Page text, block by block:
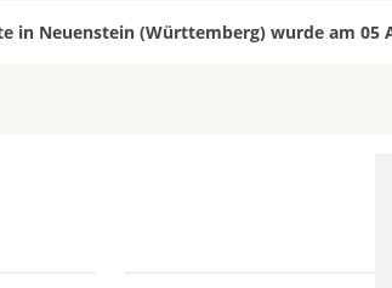
in Neuenstein (Württemberg) wurde am 05